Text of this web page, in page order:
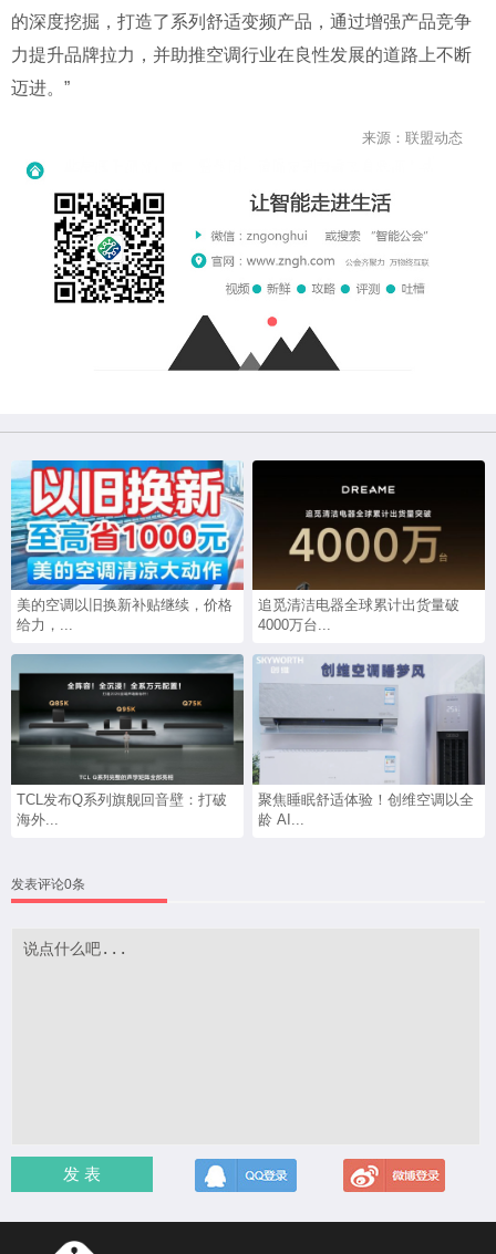
的深度挖掘，打造了系列舒适变频产品，通过增强产品竞争
力提升品牌拉力，并助推空调行业在良性发展的道路上不断
迈进。”
来源：联盟动态
美的空调以旧换新补贴继续，价格
给力，...
追觅清洁电器全球累计出货量破
4000万台...
TCL发布Q系列旗舰回音壁：打破
海外...
聚焦睡眠舒适体验！创维空调以全
龄 AI...
发表评论0条
发 表